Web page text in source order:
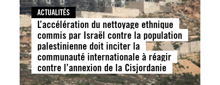
ACTUALITÉS
L’accélération du nettoyage ethnique
commis par Israël contre la population
palestinienne doit inciter la
communauté internationale à réagir
contre l’annexion de la Cisjordanie